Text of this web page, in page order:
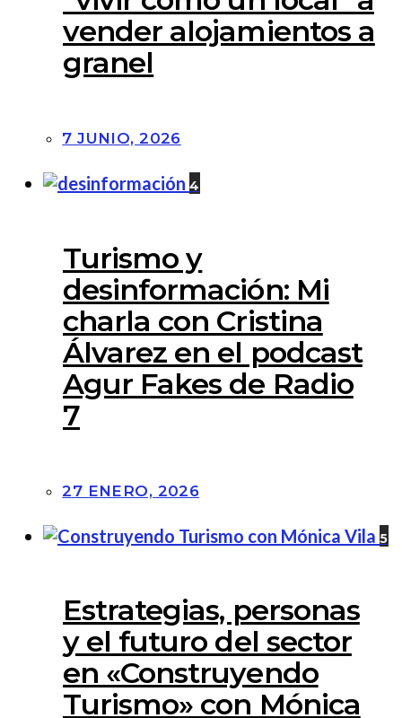
vender alojamientos a
granel
7 JUNIO, 2026
4
Turismo y
desinformación: Mi
charla con Cristina
Álvarez en el podcast
Agur Fakes de Radio
7
27 ENERO, 2026
5
Estrategias, personas
y el futuro del sector
en «Construyendo
Turismo» con Mónica